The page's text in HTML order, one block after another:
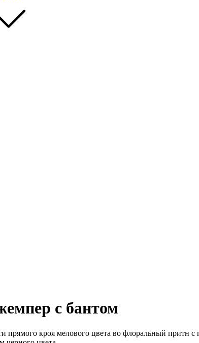
с бантом
прямого кроя мелового цвета во флоральный притн